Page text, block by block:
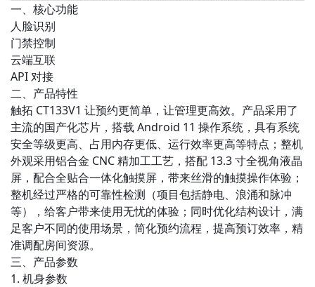
一、核心功能
人脸识别
门禁控制
云端互联
API 对接
二、产品特性
触拓 CT133V1 让预约更简单，让管理更高效。产品采用了
主流的国产化芯片，搭载 Android 11 操作系统，具有系统
安全等级更高、占用内存更低、运行效率更高等特点；整机
外观采用铝合金 CNC 精加工工艺，搭配 13.3 寸全视角液晶
屏，配合全贴合一体化触摸屏，带来丝滑的触摸操作体验；
整机经过严格的可靠性检测（项目包括静电、浪涌和脉冲
等），给客户带来使用无忧的体验；同时优化结构设计，满
足客户不同的使用场景，简化预约流程，提高预订效率，精
准调配房间资源。
三、产品参数
1. 机身参数